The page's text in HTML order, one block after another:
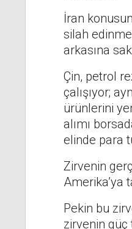
İran
silah
arkasına
Çin, petrol
çalışıyor;
ürünlerini
alımı
elinde para
Zirvenin
Amerika’ya
Pekin bu
zirvenin güç